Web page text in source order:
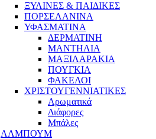
ΞΥΛΙΝΕΣ & ΠΑΙΔΙΚΕΣ
ΠΟΡΣΕΛΑΝΙΝΑ
ΥΦΑΣΜΑΤΙΝA
ΔΕΡΜΑΤΙΝΗ
ΜΑΝΤΗΛΙΑ
ΜΑΞΙΛΑΡΑΚΙΑ
ΠΟΥΓΚΙΑ
ΦΑΚΕΛΟΙ
ΧΡΙΣΤΟΥΓΕΝΝΙΑΤΙΚΕΣ
Αρωματικά
Διάφορες
Μπάλες
ΑΛΜΠΟΥΜ